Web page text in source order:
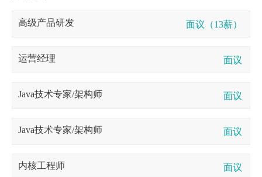
高级产品研发 面议（13薪）
运营经理 面议
Java技术专家/架构师 面议
Java技术专家/架构师 面议
内核工程师 面议